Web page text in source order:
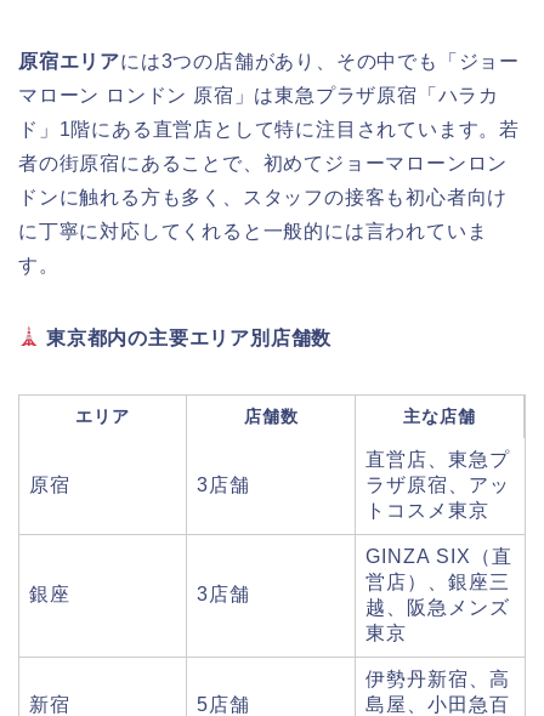
原宿エリアには3つの店舗があり、その中でも「ジョー
マローン ロンドン 原宿」は東急プラザ原宿「ハラカ
ド」1階にある直営店として特に注目されています。若
者の街原宿にあることで、初めてジョーマローンロン
ドンに触れる方も多く、スタッフの接客も初心者向け
に丁寧に対応してくれると一般的には言われていま
す。
東京都内の主要エリア別店舗数
エリア 店舗数 主な店舗
原宿 3店舗
直営店、東急プ
ラザ原宿、アッ
トコスメ東京
銀座 3店舗
GINZA SIX（直
営店）、銀座三
越、阪急メンズ
東京
新宿 5店舗
伊勢丹新宿、高
島屋、小田急百